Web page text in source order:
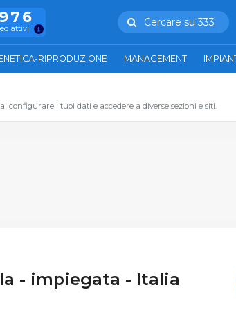
attivi
Cercare su 333
RIPRODUZIONE MANAGEMENT
i tuoi dati e accedere a diverse sezioni e siti.
- impiegata - Italia